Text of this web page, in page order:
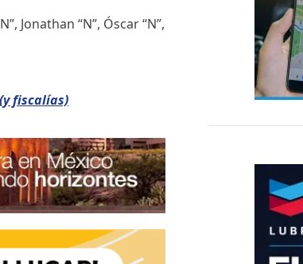
Jonathan “N”, Óscar “N”,
fiscalías)